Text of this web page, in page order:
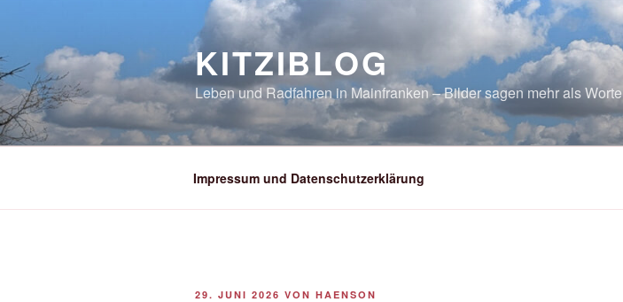
springen
KITZIBLOG
Leben und Radfahren in Mainfranken – Bilder sagen mehr als Worte
Impressum und Datenschutzerklärung
VERÖFFENTLICHT
29. JUNI 2026 VON HAENSON